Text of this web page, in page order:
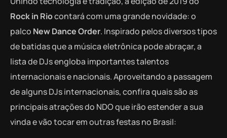
Rock in Riocontará com uma grande novidade: o
palco New Dance Order. Inspirado pelos diversos tipos
de batidas que a música eletrônica pode abraçar, a
lista de DJs engloba importantes talentos
internacionais e nacionais. Aproveitando a passagem
de alguns DJs internacionais, confira quais são as
principais atrações do NDO que irão estender a sua
vinda e vão tocar em outras festas no Brasil: